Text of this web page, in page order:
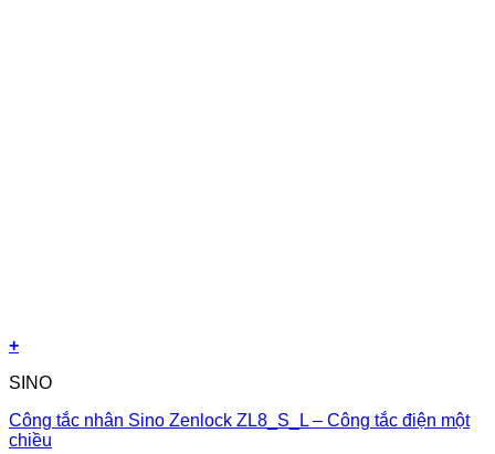
+
SINO
Công tắc nhân Sino Zenlock ZL8_S_L – Công tắc điện một
chiều